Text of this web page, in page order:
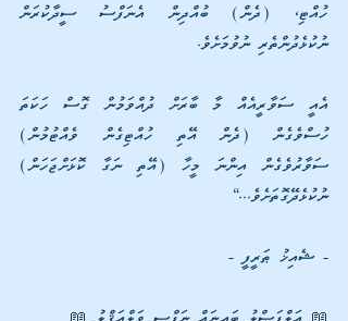
ހުއްޓި، (ދެން) ބުއްދިން އެނަފްސު ސީދާކުރަން
ނުކުޅެދުންތެރި ނުވުމަށެވެ.
އެއީ ސަވާރީއެއް މާ ބާރަށް ދުއްވަމުން ގޮސް ހަކަތަ
ނުކުޅެދޭގޮތަށެވެ...“
- ޝެއިޚު ޠަރީފީ -